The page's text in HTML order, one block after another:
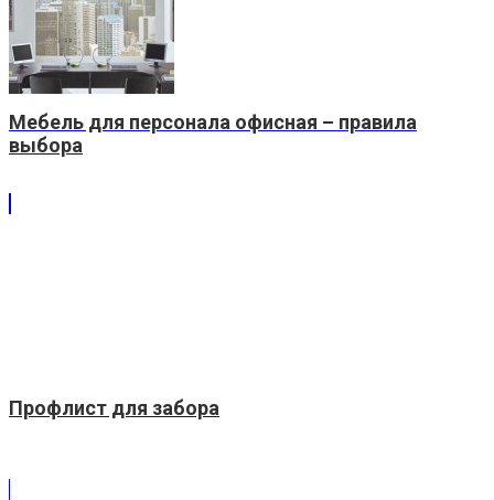
Мебель для персонала офисная – правила
выбора
Профлист для забора